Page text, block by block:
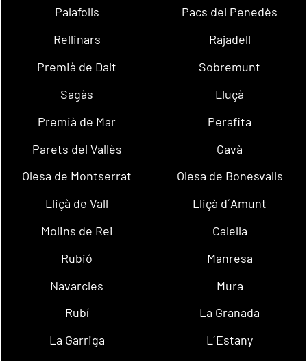
Palafolls
Pacs del Penedès
Rellinars
Rajadell
Premià de Dalt
Sobremunt
Sagàs
Lluçà
Premià de Mar
Perafita
Parets del Vallès
Gavà
Olesa de Montserrat
Olesa de Bonesvalls
Lliçà de Vall
Lliçà d´Amunt
Molins de Rei
Calella
Rubió
Manresa
Navarcles
Mura
Rubí
La Granada
La Garriga
L´Estany